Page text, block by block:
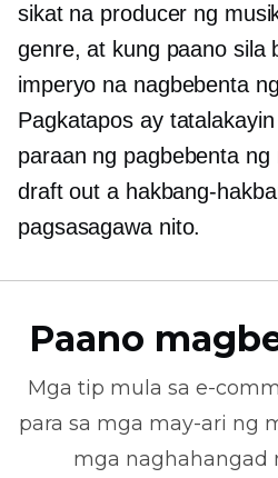
sikat na producer ng
genre, at kung paano sila
imperyo na nagbebenta
Pagkatapos ay
paraan ng pagbebenta
draft out a hakbang-
pagsasagawa nito.
Paano
Mga tip mula sa e-
para sa mga may-ari ng
mga naghahangad